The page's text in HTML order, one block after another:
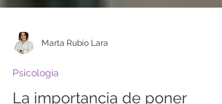
Marta Rubio Lara